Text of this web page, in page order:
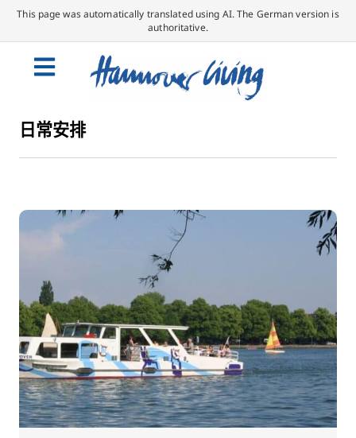
This page was automatically translated using AI. The German version is
authoritative.
日常安排